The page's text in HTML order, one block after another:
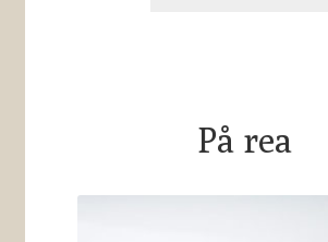
På rea